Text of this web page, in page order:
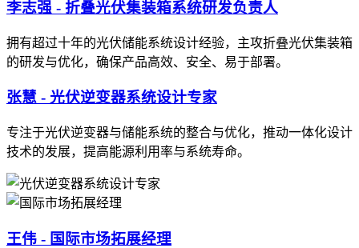
李志强 - 折叠光伏集装箱系统研发负责人
拥有超过十年的光伏储能系统设计经验，主攻折叠光伏集装箱
的研发与优化，确保产品高效、安全、易于部署。
张慧 - 光伏逆变器系统设计专家
专注于光伏逆变器与储能系统的整合与优化，推动一体化设计
技术的发展，提高能源利用率与系统寿命。
王伟 - 国际市场拓展经理